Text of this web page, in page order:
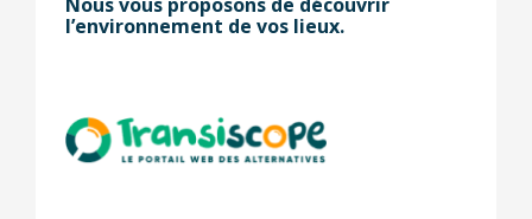
l’environnement de vos lieux.